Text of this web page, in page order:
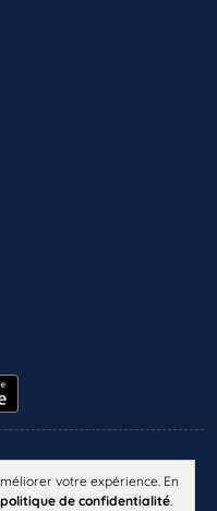
votre expérience. En
politique de confidentialité.